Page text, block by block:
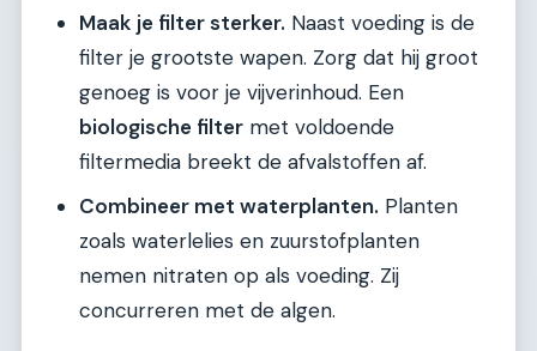
Maak je filter sterker. Naast voeding is de
filter je grootste wapen. Zorg dat hij groot
genoeg is voor je vijverinhoud. Een
biologische filter met voldoende
filtermedia breekt de afvalstoffen af.
Combineer met waterplanten. Planten
zoals waterlelies en zuurstofplanten
nemen nitraten op als voeding. Zij
concurreren met de algen.